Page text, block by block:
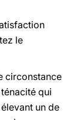
le
circonstance
qui
un de